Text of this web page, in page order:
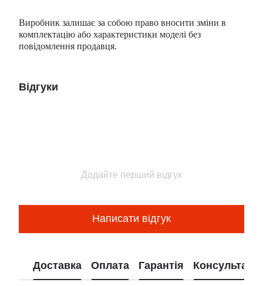
Виробник залишає за собою право вносити зміни в
комплектацію або характеристики моделі без
повідомлення продавця.
Відгуки
Додайте перший відгук
Написати відгук
Доставка Оплата Гарантія Консультація